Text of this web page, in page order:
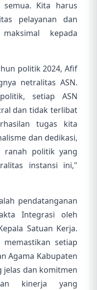
Kita harus
pelayanan dan
kepada
politik 2024, Afif
netralitas ASN.
setiap ASN
dan tidak terlibat
tugas kita
dan dedikasi,
ranah politik yang
instansi ini,"
pendatanganan
Integrasi oleh
Satuan Kerja.
setiap
Agama Kabupaten
jelas dan komitmen
kinerja yang